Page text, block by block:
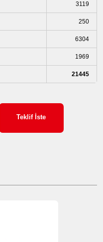
3119
250
6304
1969
21445
Teklif İste